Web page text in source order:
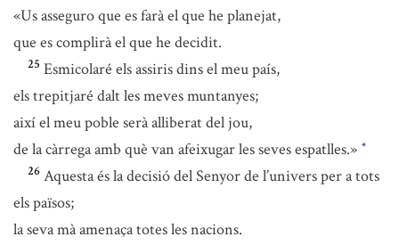
«Us asseguro que es farà el que he planejat,
que es complirà el que he decidit.
25 Esmicolaré els assiris dins el meu país,
els trepitjaré dalt les meves muntanyes;
així el meu poble serà alliberat del jou,
de la càrrega amb què van afeixugar les seves espatlles.» *
26 Aquesta és la decisió del Senyor de l’univers per a tots
els països;
la seva mà amenaça totes les nacions.